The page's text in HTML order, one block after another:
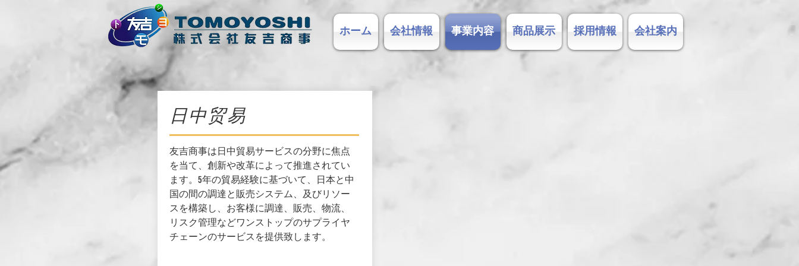
ホーム 会社情報 事業内容 商品展示 採用情報 会社案内
日中贸易
友吉商事は日中貿易サービスの分野に焦点
を当て、創新や改革によって推進されてい
ます。5年の貿易経験に基づいて、日本と中
国の間の調達と販売システム、及びリソー
スを構築し、お客様に調達、販売、物流、
リスク管理などワンストップのサプライヤ
チェーンのサービスを提供致します。